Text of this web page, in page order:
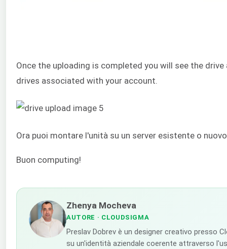
Once the uploading is completed you will see the
drives associated with your account.
Ora puoi montare l'unità su un server esistente o
Buon computing!
Zhenya Mocheva
AUTORE · CLOUDSIGMA
Preslav Dobrev è un designer creativo presso
su un'identità aziendale coerente attraverso